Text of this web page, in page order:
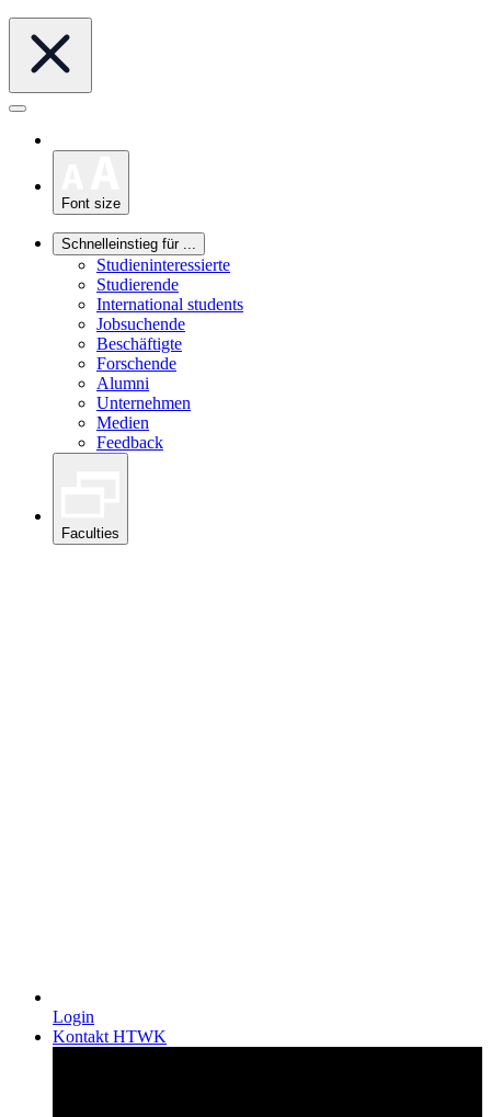
Font size
Schnelleinstieg für ...
Studieninteressierte
Studierende
International students
Jobsuchende
Beschäftigte
Forschende
Alumni
Unternehmen
Medien
Feedback
Faculties
Login
Kontakt HTWK